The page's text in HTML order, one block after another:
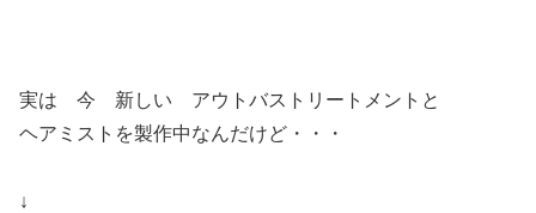
実は 今 新しい アウトバストリートメントと
ヘアミストを製作中なんだけど・・・
↓